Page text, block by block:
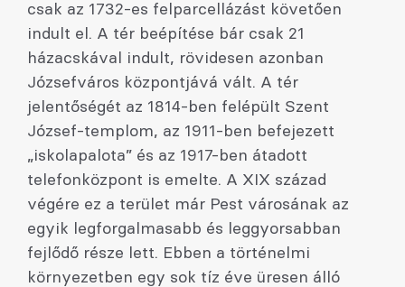
csak az 1732-es felparcellázást követően
indult el. A tér beépítése bár csak 21
házacskával indult, rövidesen azonban
Józsefváros központjává vált. A tér
jelentőségét az 1814-ben felépült Szent
József-templom, az 1911-ben befejezett
„iskolapalota” és az 1917-ben átadott
telefonközpont is emelte. A XIX század
végére ez a terület már Pest városának az
egyik legforgalmasabb és leggyorsabban
fejlődő része lett. Ebben a történelmi
környezetben egy sok tíz éve üresen álló